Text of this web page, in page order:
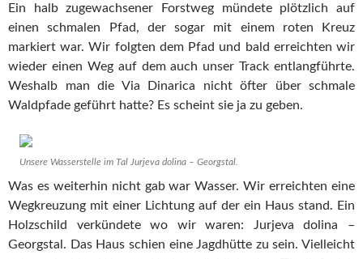
Ein halb zugewachsener Forstweg mündete plötzlich auf
einen schmalen Pfad, der sogar mit einem roten Kreuz
markiert war. Wir folgten dem Pfad und bald erreichten wir
wieder einen Weg auf dem auch unser Track entlangführte.
Weshalb man die Via Dinarica nicht öfter über schmale
Waldpfade geführt hatte? Es scheint sie ja zu geben.
Unsere Wasserstelle im Tal Jurjeva dolina – Georgstal.
Was es weiterhin nicht gab war Wasser. Wir erreichten eine
Wegkreuzung mit einer Lichtung auf der ein Haus stand. Ein
Holzschild verkündete wo wir waren: Jurjeva dolina –
Georgstal. Das Haus schien eine Jagdhütte zu sein. Vielleicht